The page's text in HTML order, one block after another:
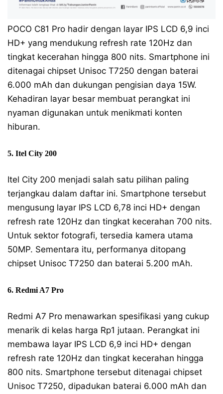
POCO C81 Pro hadir dengan layar IPS LCD 6,9 inci
HD+ yang mendukung refresh rate 120Hz dan
tingkat kecerahan hingga 800 nits. Smartphone ini
ditenagai chipset Unisoc T7250 dengan baterai
6.000 mAh dan dukungan pengisian daya 15W.
Kehadiran layar besar membuat perangkat ini
nyaman digunakan untuk menikmati konten
hiburan.
5. Itel City 200
Itel City 200 menjadi salah satu pilihan paling
terjangkau dalam daftar ini. Smartphone tersebut
mengusung layar IPS LCD 6,78 inci HD+ dengan
refresh rate 120Hz dan tingkat kecerahan 700 nits.
Untuk sektor fotografi, tersedia kamera utama
50MP. Sementara itu, performanya ditopang
chipset Unisoc T7250 dan baterai 5.200 mAh.
6. Redmi A7 Pro
Redmi A7 Pro menawarkan spesifikasi yang cukup
menarik di kelas harga Rp1 jutaan. Perangkat ini
membawa layar IPS LCD 6,9 inci HD+ dengan
refresh rate 120Hz dan tingkat kecerahan hingga
800 nits. Smartphone tersebut ditenagai chipset
Unisoc T7250, dipadukan baterai 6.000 mAh dan